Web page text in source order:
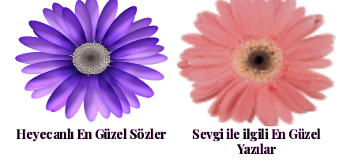
Heyecanlı En Güzel Sözler
Sevgi ile ilgili En Güzel
Yazılar